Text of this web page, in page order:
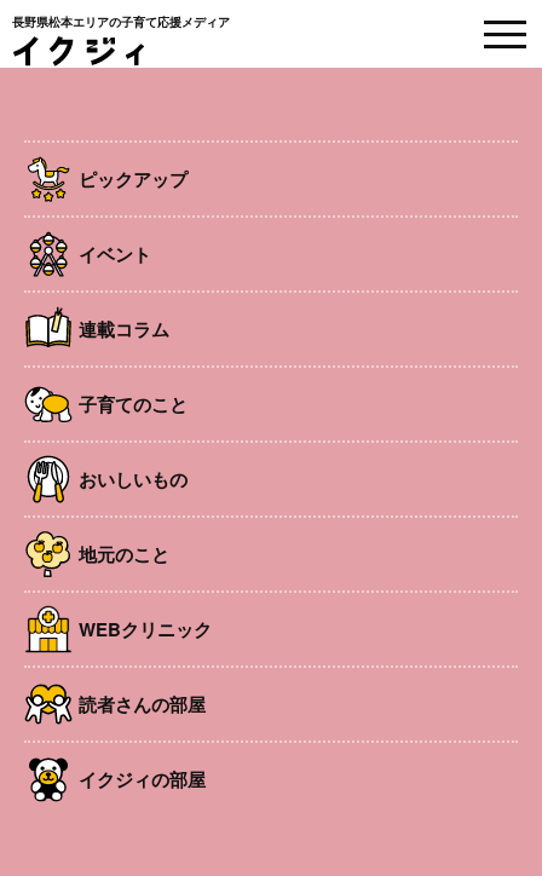
長野県松本エリアの子育て応援メディア
ピックアップ
イベント
連載コラム
子育てのこと
おいしいもの
地元のこと
WEBクリニック
読者さんの部屋
イクジィの部屋
取材レポート
HOME>
設がオープン！
ピックアップ
天気を気にせずのびのび遊べる、池田
町の子育て支援施設がオープン！
#池田町 #池田町こども家庭センターにこまる